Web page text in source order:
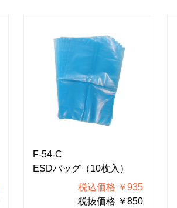
F-54-C
ESDバッグ（10枚入）
税込価格 ￥935
税抜価格 ￥850